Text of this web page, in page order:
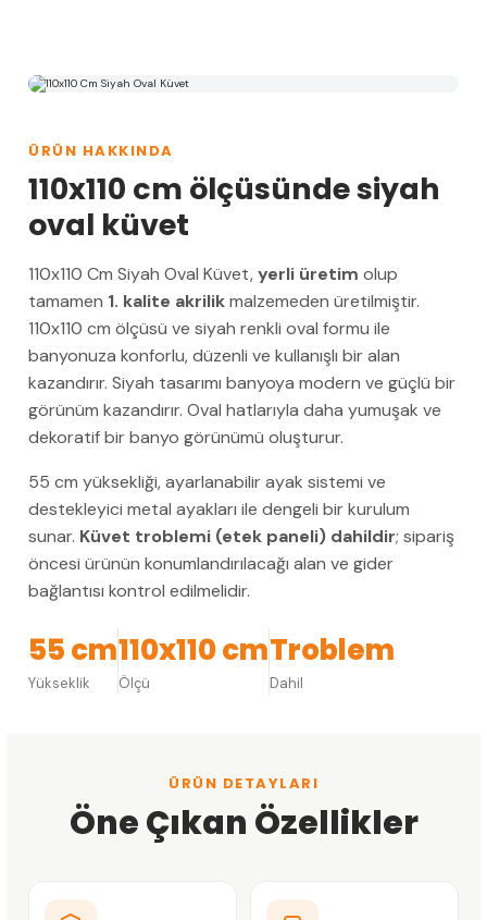
ÜRÜN HAKKINDA
110x110 cm ölçüsünde siyah
oval küvet
110x110 Cm Siyah Oval Küvet,yerli üretim olup
tamamen 1. kalite akrilikmalzemeden üretilmiştir.
110x110 cm ölçüsü ve siyah renkli oval formu ile
banyonuza konforlu, düzenli ve kullanışlı bir alan
kazandırır. Siyah tasarımı banyoya modern ve güçlü bir
görünüm kazandırır. Oval hatlarıyla daha yumuşak ve
dekoratif bir banyo görünümü oluşturur.
55 cm yüksekliği, ayarlanabilir ayak sistemi ve
destekleyici metal ayakları ile dengeli bir kurulum
sunar. Küvet troblemi (etek paneli) dahildir; sipariş
öncesi ürünün konumlandırılacağı alan ve gider
bağlantısı kontrol edilmelidir.
55 cm
Yükseklik
110x110 cm
Ölçü
Troblem
Dahil
ÜRÜN DETAYLARI
Öne Çıkan Özellikler